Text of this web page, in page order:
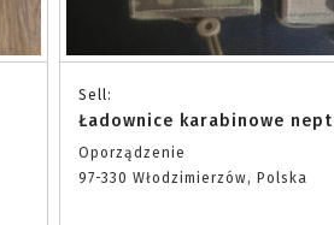
Sell:
Ładownice karabinowe
Oporządzenie
97-330 Włodzimierzów, Polska